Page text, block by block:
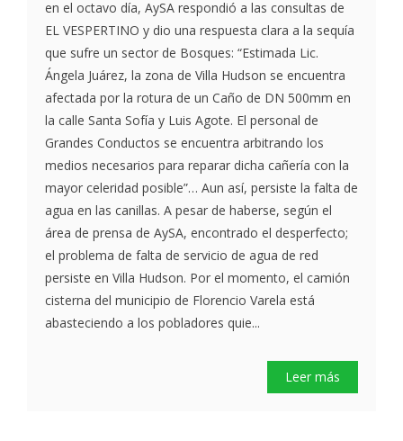
en el octavo día, AySA respondió a las consultas de
EL VESPERTINO y dio una respuesta clara a la sequía
que sufre un sector de Bosques: “Estimada Lic.
Ángela Juárez, la zona de Villa Hudson se encuentra
afectada por la rotura de un Caño de DN 500mm en
la calle Santa Sofía y Luis Agote. El personal de
Grandes Conductos se encuentra arbitrando los
medios necesarios para reparar dicha cañería con la
mayor celeridad posible”… Aun así, persiste la falta de
agua en las canillas. A pesar de haberse, según el
área de prensa de AySA, encontrado el desperfecto;
el problema de falta de servicio de agua de red
persiste en Villa Hudson. Por el momento, el camión
cisterna del municipio de Florencio Varela está
abasteciendo a los pobladores quie...
Leer más